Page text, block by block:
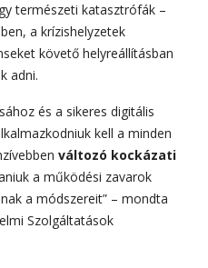
természeti katasztrófák –
a krízishelyzetek
követő helyreállításban
adni.
és a sikeres digitális
kell a minden
változó kockázati
a működési zavarok
a módszereit” – mondta
Szolgáltatások